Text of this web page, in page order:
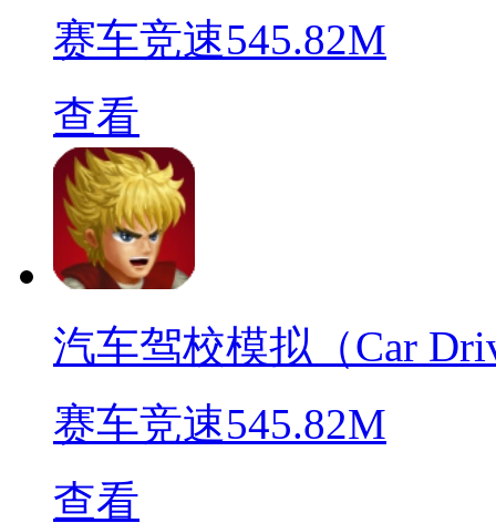
赛车竞速545.82M
查看
汽车驾校模拟（Car
赛车竞速545.82M
查看